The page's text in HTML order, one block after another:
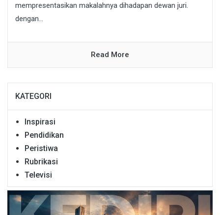
mempresentasikan makalahnya dihadapan dewan juri.
dengan...
Read More
KATEGORI
Inspirasi
Pendidikan
Peristiwa
Rubrikasi
Televisi